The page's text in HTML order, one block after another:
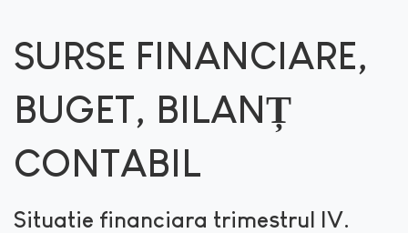
SURSE FINANCIARE,
BUGET, BILANȚ
CONTABIL
Situatie financiara trimestrul IV.